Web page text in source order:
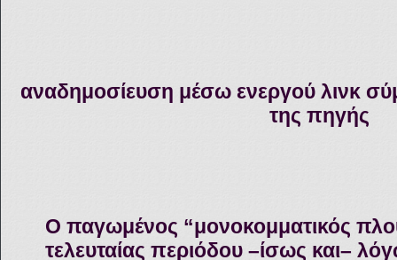
αναδημοσίευση μέσω ενεργού λινκ
της πηγής
Ο παγωμένος “μονοκομματικός
τελευταίας περιόδου –ίσως και–